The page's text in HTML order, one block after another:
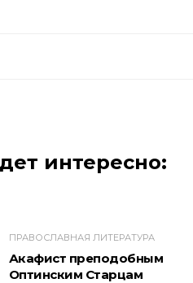
интересно:
ПРАВОСЛАВНАЯ ЛИТЕРАТУРА
Акафист преподобным
Оптинским Старцам